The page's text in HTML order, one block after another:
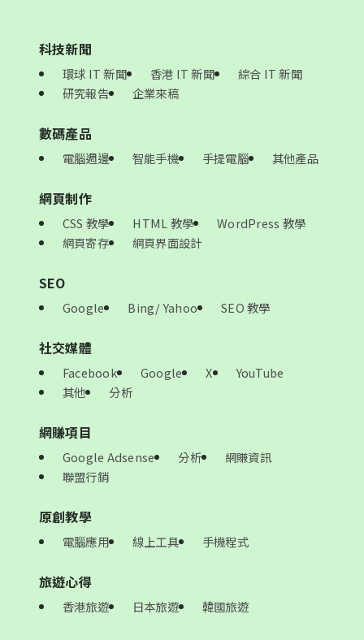
科技新聞
環球 IT 新聞 香港 IT 新聞
綜合 IT 新聞
研究報告
企業來稿
數碼產品
電腦週邊 智能手機 手提電腦 其他產品
網頁制作
CSS 教學 HTML 教學
WordPress 教學
網頁寄存
網頁界面設計
SEO
Google Bing/ Yahoo SEO 教學
社交媒體
Facebook Google X
YouTube
其他
分析
網賺項目
Google Adsense 分析
網賺資訊
聯盟行銷
原創教學
電腦應用 線上工具 手機程式
旅遊心得
香港旅遊 日本旅遊 韓國旅遊